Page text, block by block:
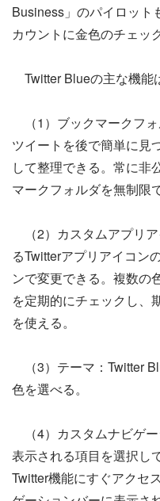
Business」のパイロット
カウントに金色のチェッ
Twitter Blueの主な機能
（1）ブックマークフ
ツイートを後で簡単に見
して整理できる。常に非
マークフォルダを無制限
（2）カスタムアプリ
るTwitterアプリアイコン
ンで変更できる。複数の
を定期的にチェックし、
を使える。
（3）テーマ：Twitter
色を選べる。
（4）カスタムナビゲ
表示される項目を選択し
Twitter機能にすぐアクセ